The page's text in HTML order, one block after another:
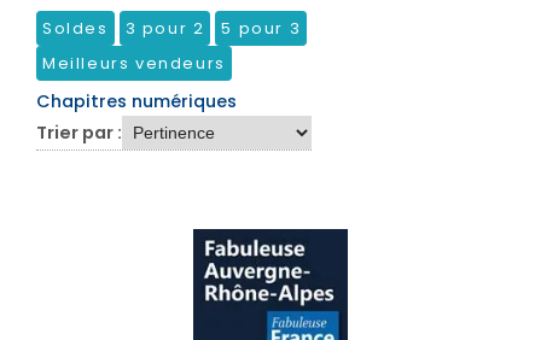
Soldes 3 pour 2
5 pour 3
Meilleurs vendeurs
Chapitres numériques
Trier par :